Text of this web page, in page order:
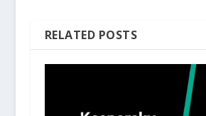
RELATED POSTS